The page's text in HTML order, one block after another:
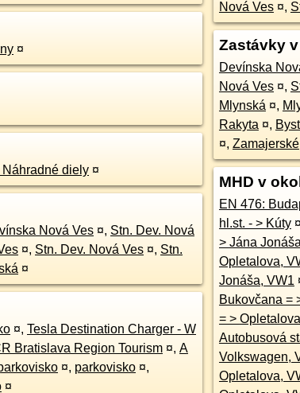
¤
Náhradné diely ¤
Nová Ves ¤, Stn. Dev. Nová
¤, Stn. Dev. Nová Ves ¤, Stn.
¤
¤, Tesla Destination Charger - W
Bratislava Region Tourism ¤, A
¤, parkovisko ¤,
¤
Nová Ves ¤,
Zastávky
Devínska
Nová Ves ¤,
Mlynská ¤,
Rakyta ¤,
¤, Zamajerské
MHD v
hl.st. - > Kúty ¤
> Jána
Opletalova,
Jonáša, VW1
Autobusová stanica = >
Volkswagen,